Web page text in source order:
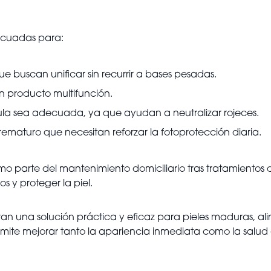
para:
buscan unificar sin recurrir a bases pesadas.
producto multifunción.
sea adecuada, ya que ayudan a neutralizar rojeces.
que necesitan reforzar la fotoprotección diaria.
parte del mantenimiento domiciliario tras tratamientos
y proteger la piel.
una solución práctica y eficaz para pieles maduras,
mejorar tanto la apariencia inmediata como la